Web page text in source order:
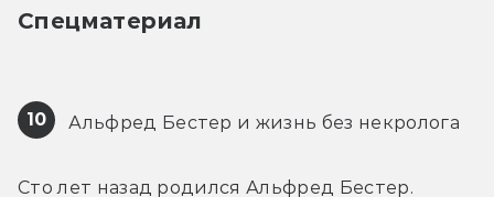
Спецматериал
10 Альфред Бестер и жизнь без некролога
Сто лет назад родился Альфред Бестер.